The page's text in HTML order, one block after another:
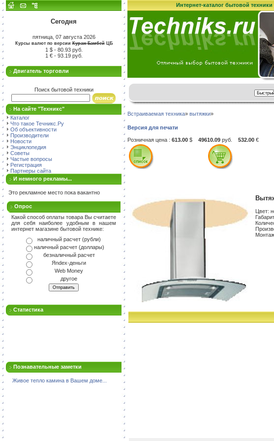
Сегодня
пятница, 07 августа 2026
Курсы валют по версииКураж-БамбейЦБ
1 $ - 80.93 руб.
1 € - 93.19 руб.
Двигатель торговли
Поиск бытовой техники
На сайте "Техникс"
Каталог
Что такое Течникс.Ру
Об объективности
Производители
Новости
Энциклопедия
Советы
Частые вопросы
Регистрация
Партнеры сайта
И немного рекламы...
Это рекламное место пока вакантно
Опрос
Какой способ оплаты товара Вы считаете
для себя наиболее удобным в нашем
интернет магазине бытовой технике:
наличный расчет (рубли)
наличный расчет (доллары)
безналичный расчет
Яndex-деньги
Web Money
другое
Статистика
Познавательные заметки
Живое тепло камина в Вашем доме...
Интернет-каталог бытовой техники
Встраиваемая техника» вытяжки»
Версия для печати
Розничная цена : 613.00 $ 49610.09 руб. 532.00 €
Цвет: